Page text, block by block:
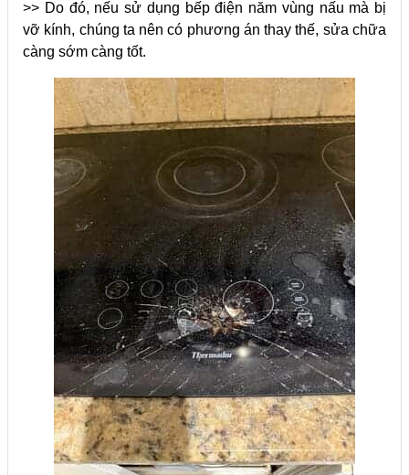
>> Do đó, nếu sử dụng bếp điện năm vùng nấu mà bị
vỡ kính, chúng ta nên có phương án thay thế, sửa chữa
càng sớm càng tốt.